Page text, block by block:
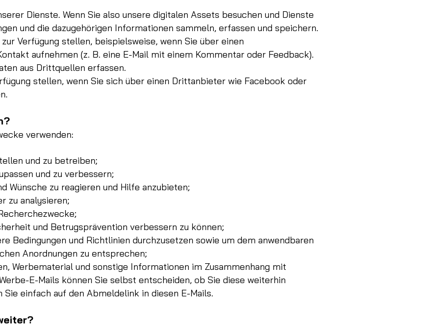
Dienste. Wenn Sie also unsere digitalen Assets besuchen und Dienste
und die dazugehörigen Informationen sammeln, erfassen und speichern.
Verfügung stellen, beispielsweise, wenn Sie über einen
aufnehmen (z. B. eine E-Mail mit einem Kommentar oder Feedback).
aus Drittquellen erfassen.
stellen, wenn Sie sich über einen Drittanbieter wie Facebook oder
verwenden:
und zu betreiben;
und zu verbessern;
Wünsche zu reagieren und Hilfe anzubieten;
zu analysieren;
und Betrugsprävention verbessern zu können;
Bedingungen und Richtlinien durchzusetzen sowie um dem anwendbaren
Anordnungen zu entsprechen;
Werbematerial und sonstige Informationen im Zusammenhang mit
E-Mails können Sie selbst entscheiden, ob Sie diese weiterhin
einfach auf den Abmeldelink in diesen E-Mails.